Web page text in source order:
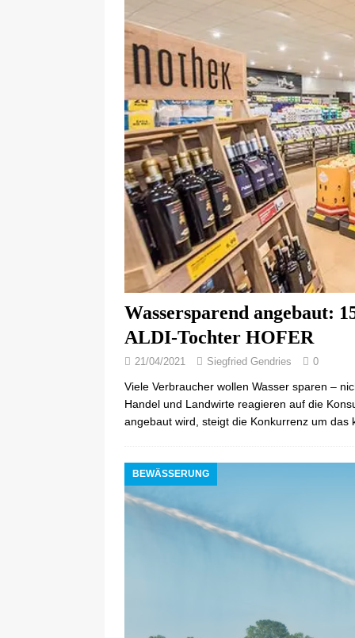
Wassersparend angebaut:
ALDI-Tochter HOFER
21/04/2021 Siegfried Gendries 0
Viele Verbraucher wollen Wasser sparen –
Handel und Landwirte reagieren auf die
angebaut wird, steigt die Konkurrenz um das
BEWÄSSERUNG